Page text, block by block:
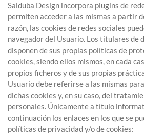
Salduba Design incorpora plugins de
permiten acceder a las mismas a partir
razón, las cookies de redes sociales
navegador del Usuario. Los titulares de
disponen de sus propias políticas de
cookies, siendo ellos mismos, en cada
propios ficheros y de sus propias
Usuario debe referirse a las mismas
dichas cookies y, en su caso, del
personales. Únicamente a título
continuación los enlaces en los que se
políticas de privacidad y/o de cookies: